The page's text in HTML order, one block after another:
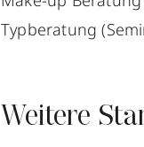
Typberatung
Weitere